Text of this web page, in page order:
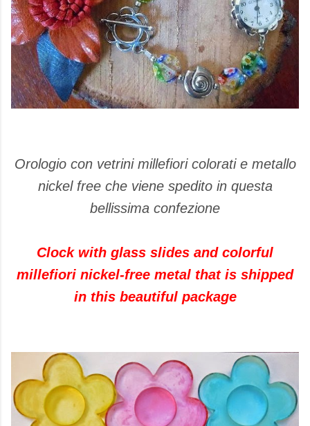
Orologio con vetrini millefiori colorati e metallo
nickel free che viene spedito in questa
bellissima confezione
Clock with glass slides and colorful
millefiori nickel-free metal that is shipped
in this beautiful package